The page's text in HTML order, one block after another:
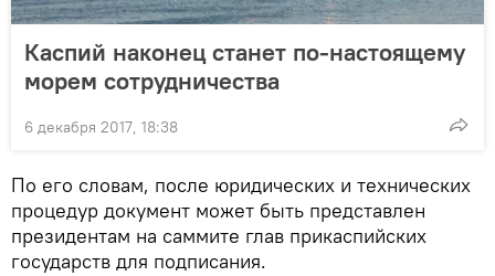
Каспий наконец станет по-настоящему
морем сотрудничества
6 декабря 2017, 18:38
По его словам, после юридических и технических
процедур документ может быть представлен
президентам на саммите глав прикаспийских
государств для подписания.